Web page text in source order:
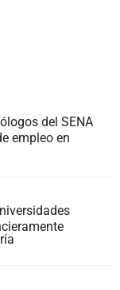
del SENA
empleo en